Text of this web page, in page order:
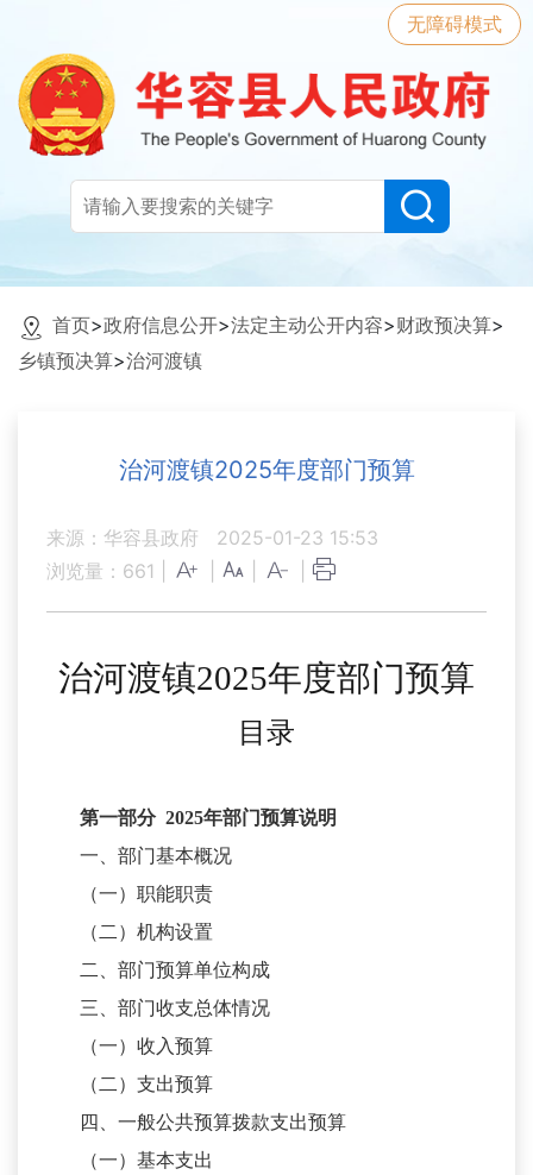
无障碍模式
首页>政府信息公开>法定主动公开内容>财政预决算>
乡镇预决算>治河渡镇
治河渡镇2025年度部门预算
来源：华容县政府
2025-01-23 15:53
浏览量： 661
治河渡镇2025年度部门预算
目录
第一部分2025年部门预算说明
一、部门基本概况
（一）职能职责
（二）机构设置
二、部门预算单位构成
三、部门收支总体情况
（一）收入预算
（二）支出预算
四、一般公共预算拨款支出预算
（一）基本支出